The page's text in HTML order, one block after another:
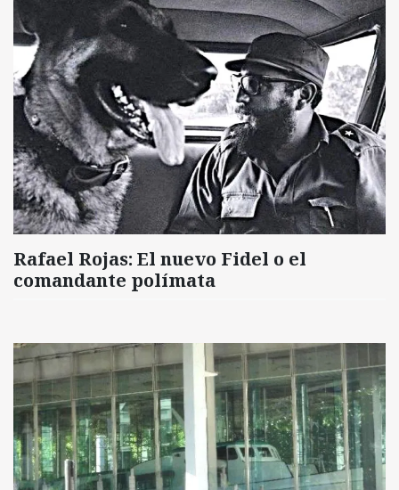
Rafael Rojas: El nuevo Fidel o el
comandante polímata